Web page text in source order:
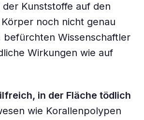
Kunststoffe auf den
noch nicht genau
befürchten Wissenschaftler
Wirkungen wie auf
in der Fläche tödlich
wie Korallenpolypen